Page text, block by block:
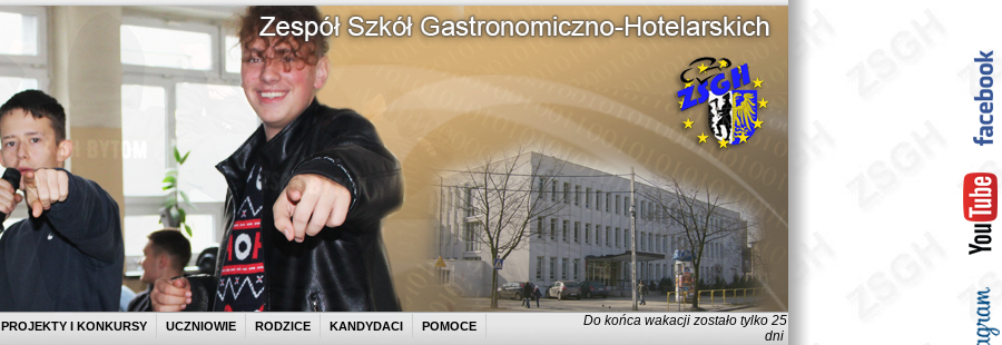
PROJEKTY I KONKURSY UCZNIOWIE RODZICE KANDYDACI POMOCE
Do końca wakacji zostało tylko 25
dni